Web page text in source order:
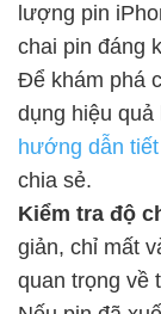
lượng pin
chai pin đáng
Để khám phá
dụng hiệu
hướng dẫn
chia sẻ.
Kiểm tra độ
giản, chỉ mất
quan trọng về